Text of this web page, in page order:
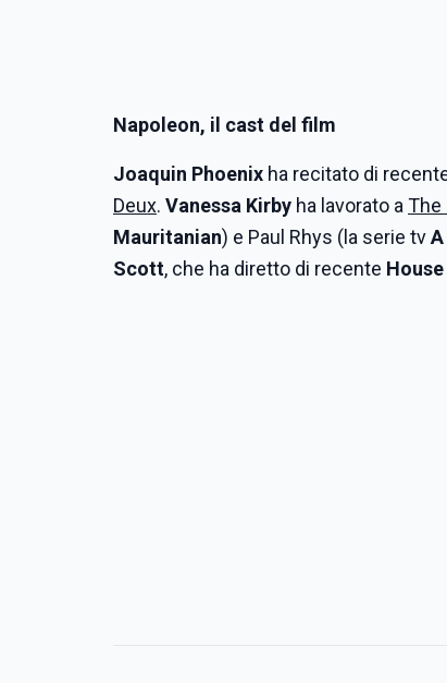
Napoleon, il cast del film
Joaquin Phoenix ha recitato di
Deux. Vanessa Kirby ha lavorato aThe
Mauritanian) e Paul Rhys (la serie tv
Scott, che ha diretto di recente